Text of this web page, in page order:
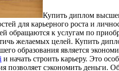
Купить диплoм
для карьерного роста и
обращаются к услугам по
желаемых целей. Купить
образования является
и начать строить карьеру. Это
сэкономить деньги.